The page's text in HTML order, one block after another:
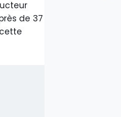
de 37